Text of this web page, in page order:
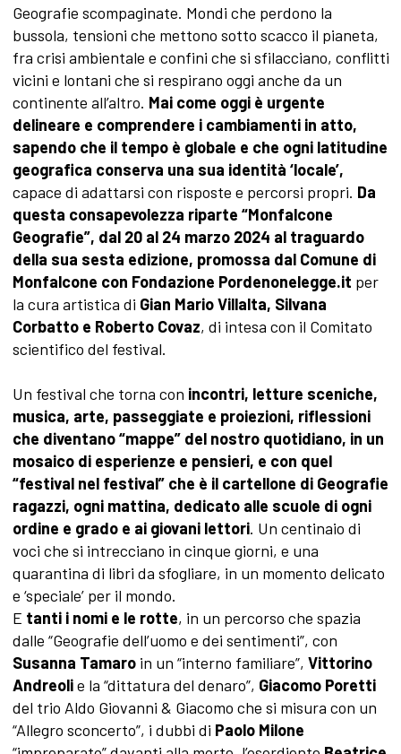
Geografie scompaginate. Mondi che perdono la
bussola, tensioni che mettono sotto scacco il pianeta,
fra crisi ambientale e confini che si sfilacciano, conflitti
vicini e lontani che si respirano oggi anche da un
continente all’altro. Mai come oggi è urgente
delineare e comprendere i cambiamenti in atto,
sapendo che il tempo è globale e che ogni latitudine
geografica conserva una sua identità ‘locale’,
capace di adattarsi con risposte e percorsi propri. Da
questa consapevolezza riparte “Monfalcone
Geografie”, dal 20 al 24 marzo 2024 al traguardo
della sua sesta edizione, promossa dal Comune di
Monfalcone con Fondazione Pordenonelegge.it per
la cura artistica di Gian Mario Villalta, Silvana
Corbatto e Roberto Covaz, di intesa con il Comitato
scientifico del festival.
Un festival che torna con incontri, letture sceniche,
musica, arte, passeggiate e proiezioni, riflessioni
che diventano “mappe” del nostro quotidiano, in un
mosaico di esperienze e pensieri, e con quel
“festival nel festival” che è il cartellone di Geografie
ragazzi, ogni mattina, dedicato alle scuole di ogni
ordine e grado e ai giovani lettori. Un centinaio di
voci che si intrecciano in cinque giorni, e una
quarantina di libri da sfogliare, in un momento delicato
e ‘speciale’ per il mondo.
E tanti i nomi e le rotte, in un percorso che spazia
dalle “Geografie dell’uomo e dei sentimenti”, con
Susanna Tamaroin un “interno familiare”, Vittorino
Andreolie la “dittatura del denaro”, Giacomo Poretti
del trio Aldo Giovanni & Giacomo che si misura con un
“Allegro sconcerto”, i dubbi di Paolo Milone